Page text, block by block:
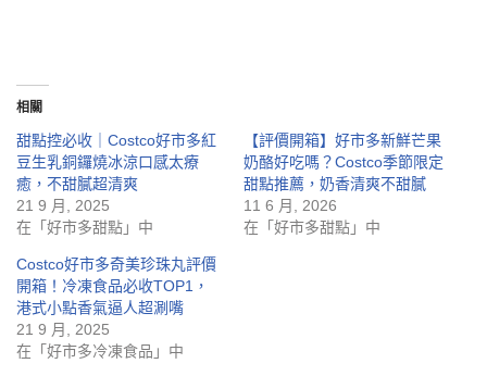
相關
甜點控必收｜Costco好市多紅
豆生乳銅鑼燒冰涼口感太療
癒，不甜膩超清爽
21 9 月, 2025
在「好市多甜點」中
【評價開箱】好市多新鮮芒果
奶酪好吃嗎？Costco季節限定
甜點推薦，奶香清爽不甜膩
11 6 月, 2026
在「好市多甜點」中
Costco好市多奇美珍珠丸評價
開箱！冷凍食品必收TOP1，
港式小點香氣逼人超涮嘴
21 9 月, 2025
在「好市多冷凍食品」中